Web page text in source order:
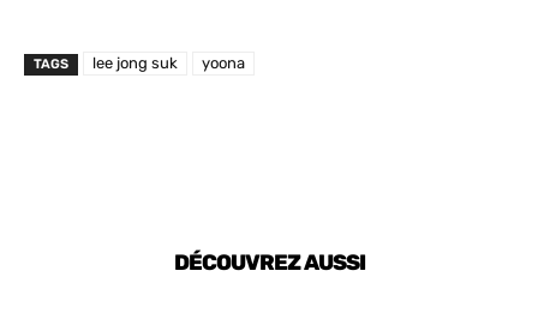
TAGS lee jong suk yoona
DÉCOUVREZ AUSSI